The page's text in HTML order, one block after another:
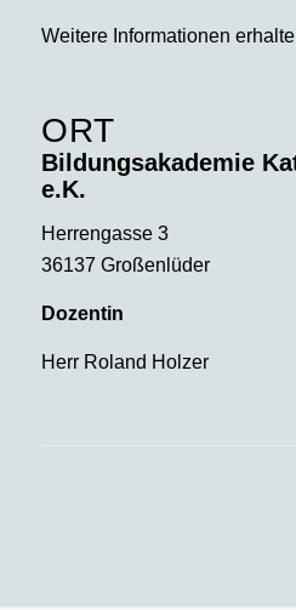
Weitere Informationen
ORT
Bildungsakademie
e.K.
Herrengasse 3
36137 Großenlüder
Dozentin
Herr Roland Holzer